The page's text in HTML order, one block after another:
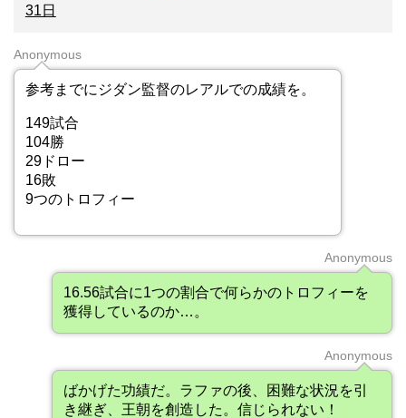
31日
Anonymous
参考までにジダン監督のレアルでの成績を。
149試合
104勝
29ドロー
16敗
9つのトロフィー
Anonymous
16.56試合に1つの割合で何らかのトロフィーを
獲得しているのか…。
Anonymous
ばかげた功績だ。ラファの後、困難な状況を引
き継ぎ、王朝を創造した。信じられない！